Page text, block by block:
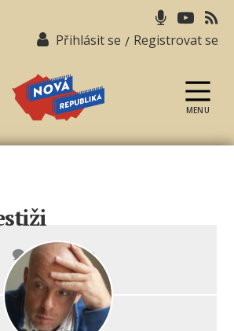
Přihlásit se / Registrovat se
republika
MENU
2 komentářeu
textu
názvem
Něco